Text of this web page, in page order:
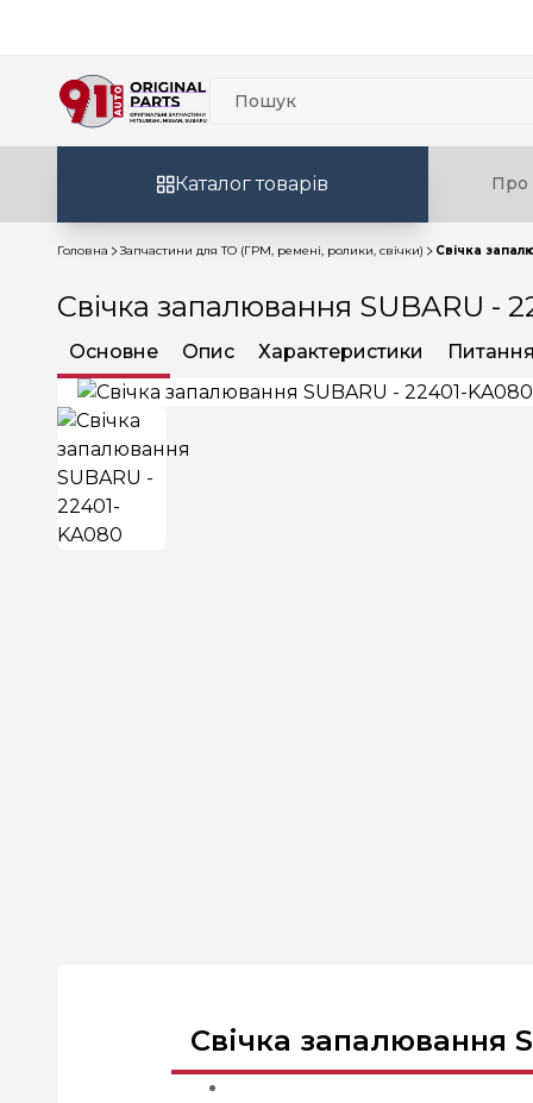
Каталог товарів Про
Головна Запчастини для ТО (ГРМ, ремені, ролики, свічки) Свічка
Свічка запалювання SUBARU -
Основне Опис Характеристики Питання
Свічка запалювання